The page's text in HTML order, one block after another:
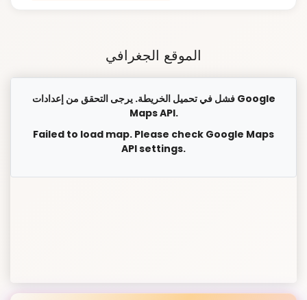
الموقع الجغرافي
فشل في تحميل الخريطة. يرجى التحقق من إعدادات Google
Maps API.
Failed to load map. Please check Google Maps
API settings.